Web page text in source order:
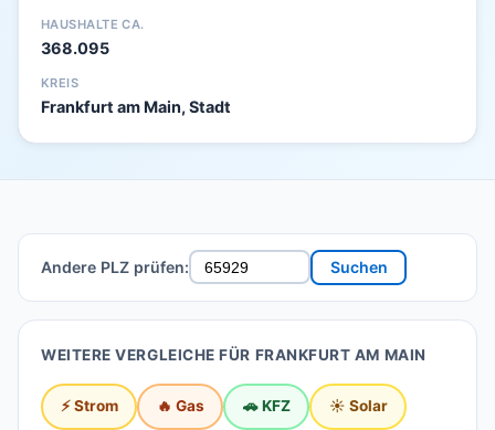
HAUSHALTE CA.
368.095
KREIS
Frankfurt am Main, Stadt
Andere PLZ prüfen: Suchen
WEITERE VERGLEICHE FÜR FRANKFURT AM MAIN
⚡ Strom 🔥 Gas 🚗 KFZ ☀️ Solar